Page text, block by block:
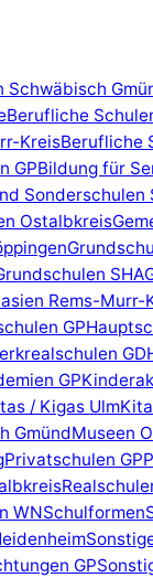
Schwäbisch
Berufliche
KreisBerufliche
GPBildung für
Sonderschulen
Ostalbkreis
SHA
Rems-Murr-
GP
GD
GP
/ Kigas Ulm
GmündMuseen
Privatschulen GP
WNSchulformen
GP